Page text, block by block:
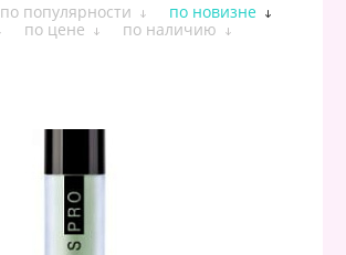
по популярности
по новизне
по цене
по наличию